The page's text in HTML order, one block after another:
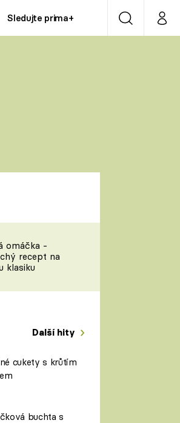
Sledujte prima+ VyhledáváníMůj
Prima LAJK
Sledujte nás
omáčka -
recept na
klasiku
Další hity
cukety s krůtím
buchta s